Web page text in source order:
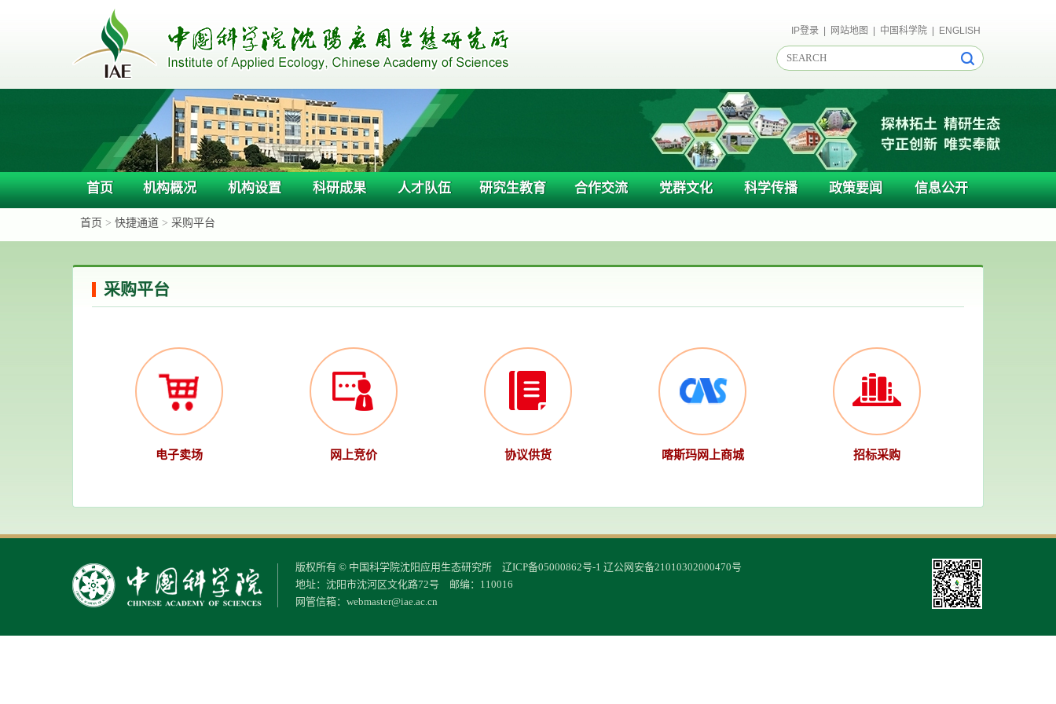
IP登录| 网站地图 中国科学院| ENGLISH
首页 机构概况 机构设置 科研成果 人才队伍 研究生教育 合作交流 党群文化 科学传播 政策要闻 信息公开
首页 > 快捷通道 > 采购平台
采购平台
电子卖场 网上竞价 协议供货 喀斯玛网上商城 招标采购
版权所有 © 中国科学院沈阳应用生态研究所 辽ICP备05000862号-1 辽公网安备21010302000470号
地址：沈阳市沈河区文化路72号 邮编：110016
网管信箱： webmaster@iae.ac.cn